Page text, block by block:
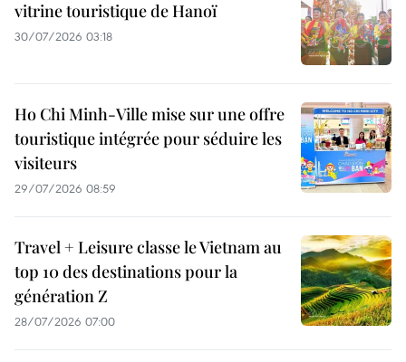
vitrine touristique de Hanoï
30/07/2026 03:18
Ho Chi Minh-Ville mise sur une offre
touristique intégrée pour séduire les
visiteurs
29/07/2026 08:59
Travel + Leisure classe le Vietnam au
top 10 des destinations pour la
génération Z
28/07/2026 07:00